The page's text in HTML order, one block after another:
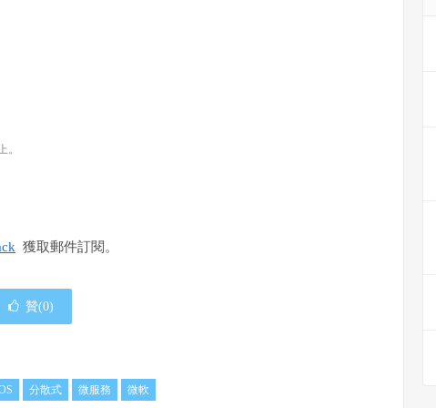
。
獲取郵件訂閱。
贊(0)
分散式 微服務 微軟